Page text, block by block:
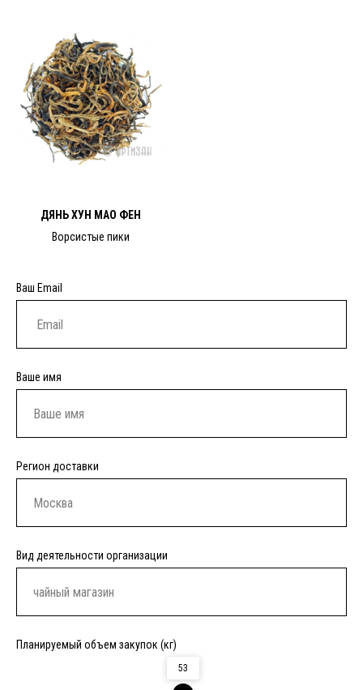
ДЯНЬ ХУН МАО ФЕН
Ворсистые пики
Ваш Email
Ваше имя
Регион доставки
Вид деятельности организации
Планируемый объем закупок (кг)
53